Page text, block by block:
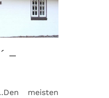
–
meisten